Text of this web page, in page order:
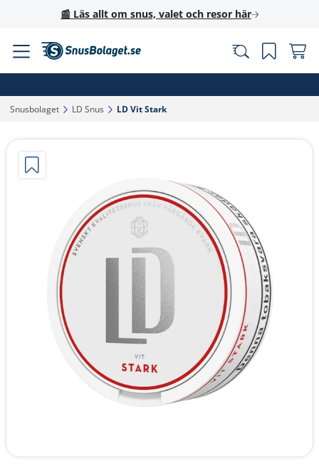
📰 Läs allt om snus, valet och resor här
Snusbolaget‎ LD Snus‎ LD Vit Stark‎